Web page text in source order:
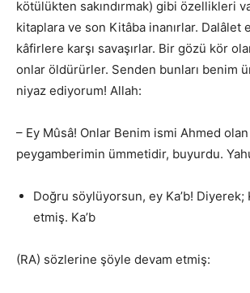
kötülükten sakındırmak) gibi özellikleri
kitaplara ve son Kitâba inanırlar. Dalâlet
kâfirlere karşı savaşırlar. Bir gözü kör
onlar öldürürler. Senden bunları benim
niyaz ediyorum! Allah:
– Ey Mûsâ! Onlar Benim ismi Ahmed
peygamberimin ümmetidir, buyurdu.
Doğru söylüyorsun, ey Ka’b! Diyerek;
etmiş. Ka’b
(RA) sözlerine şöyle devam etmiş: